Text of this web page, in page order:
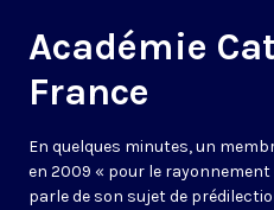
Académie
France
En quelques minutes, un
en 2009 « pour le rayonnement
parle de son sujet de